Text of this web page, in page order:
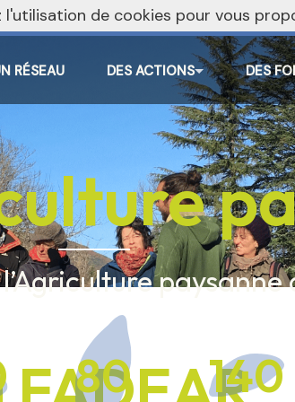
RÉSEAU DES ACTIONS DES
80 140
de cookies pour vous